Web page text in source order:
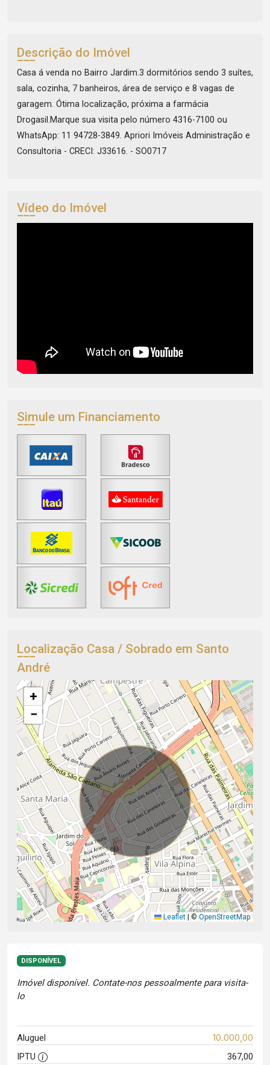
Descrição do Imóvel
Casa á venda no Bairro Jardim.3 dormitórios sendo 3 suítes,
sala, cozinha, 7 banheiros, área de serviço e 8 vagas de
garagem. Ótima localização, próxima a farmácia
Drogasil.Marque sua visita pelo número 4316-7100 ou
WhatsApp: 11 94728-3849. Apriori Imóveis Administração e
Consultoria - CRECI: J33616. - SO0717
Vídeo do Imóvel
Simule um Financiamento
Localização Casa / Sobrado em Santo
André
+
−
Leaflet |©OpenStreetMap
DISPONÍVEL
Imóvel disponível. Contate-nos pessoalmente para visita-
lo
Aluguel 10.000,00
IPTU 367,00